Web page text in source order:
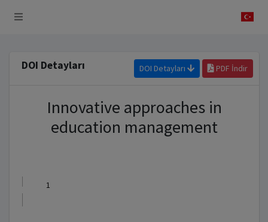
DOI Detayları DOI Detayları PDF İndir
Innovative approaches in
education management